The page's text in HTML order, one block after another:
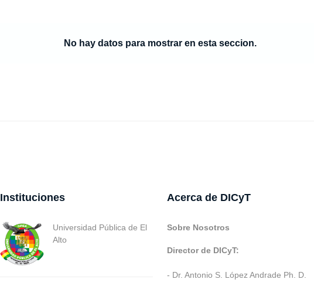
No hay datos para mostrar en esta seccion.
Instituciones
Universidad Pública de El
Alto
Acerca de DICyT
Sobre Nosotros
Director de DICyT:
- Dr. Antonio S. López Andrade Ph. D.